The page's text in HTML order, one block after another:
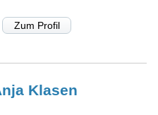
Zum Profil
Klasen